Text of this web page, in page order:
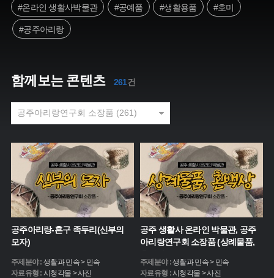
#온라인 생활사박물관 #공예품 #생활용품 #호미
#공주아리랑
함께보는 콘텐츠 261건
공주아리랑-혼구 족두리(신부의
모자)
주제분야 : 생활과 민속 > 민속
자료유형 : 시청각물 > 사진
공주 생활사 온라인 박물관, 공주
아리랑연구회 소장품 (상례물품,
주제분야 :생활과 민속 > 민속
자료유형 :시청각물 > 사진